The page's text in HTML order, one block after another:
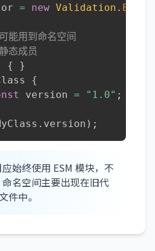
= new Validation .
用到命名空间
态成员
{
}
{
version = "1.0" ;
. version ) ;
始终使用 ESM 模块，不
名空间主要出现在旧代
件中。